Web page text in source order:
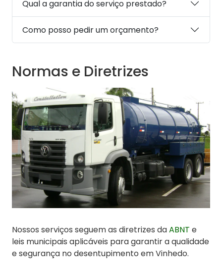
Qual a garantia do serviço prestado?
Como posso pedir um orçamento?
Normas e Diretrizes
Nossos serviços seguem as diretrizes daABNT e
leis municipais aplicáveis para garantir a qualidade
e segurança no desentupimento em Vinhedo.